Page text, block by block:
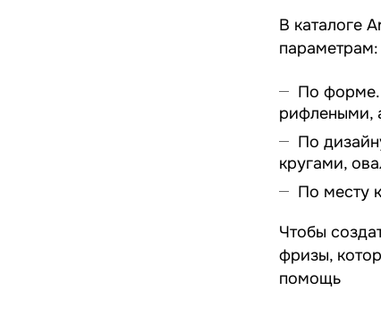
В каталоге
параметрам:
По форме.
рифлеными,
По
кругами,
По месту
Чтобы
фризы,
помощь